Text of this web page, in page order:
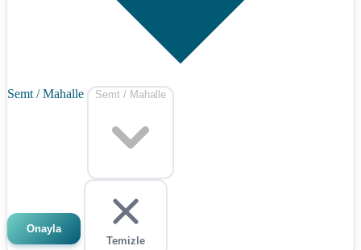
Semt / Mahalle Semt / Mahalle
Onayla
Temizle